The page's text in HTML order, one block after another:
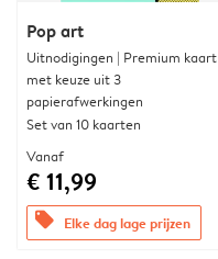
Pop art
Uitnodigingen | Premium kaart
met keuze uit 3
papierafwerkingen
Set van 10 kaarten
Vanaf
€ 11,99
offers Elke dag lage prijzen